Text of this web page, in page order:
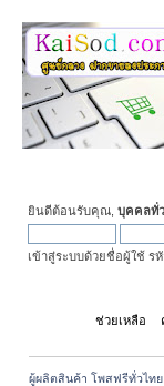
ยินดีต้อนรับคุณ, บุคคลทั่
เข้าสู่ระบบด้วยชื่อผู้ใช้ ร
ช่วยเหลือ
ผู้ผลิตสินค้า โพสฟรีทั่วไทย